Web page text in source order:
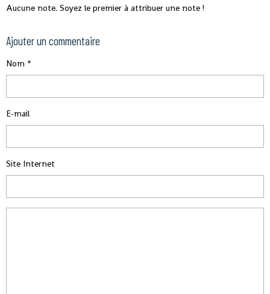
Aucune note. Soyez le premier à attribuer une note !
Ajouter un commentaire
Nom
E-mail
Site Internet